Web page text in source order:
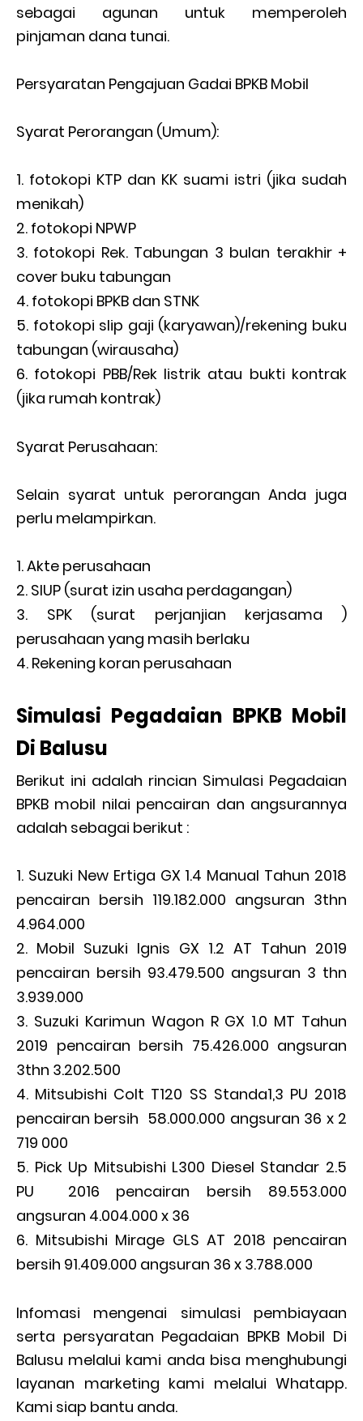
sebagai agunan untuk memperoleh
pinjaman dana tunai.
Persyaratan Pengajuan Gadai BPKB Mobil
Syarat Perorangan (Umum):
fotokopi KTP dan KK suami istri (jika sudah
menikah)
fotokopi NPWP
fotokopi Rek. Tabungan 3 bulan terakhir +
cover buku tabungan
fotokopi BPKB dan STNK
fotokopi slip gaji (karyawan)/rekening buku
tabungan (wirausaha)
fotokopi PBB/Rek listrik atau bukti kontrak
(jika rumah kontrak)
Syarat Perusahaan:
Selain syarat untuk perorangan Anda juga
perlu melampirkan.
Akte perusahaan
SIUP (surat izin usaha perdagangan)
SPK (surat perjanjian kerjasama )
perusahaan yang masih berlaku
Rekening koran perusahaan
Simulasi Pegadaian BPKB Mobil
Di Balusu
Berikut ini adalah rincian Simulasi Pegadaian
BPKB mobil nilai pencairan dan angsurannya
adalah sebagai berikut :
Suzuki New Ertiga GX 1.4 Manual Tahun 2018
pencairan bersih 119.182.000 angsuran 3thn
4.964.000
Mobil Suzuki Ignis GX 1.2 AT Tahun 2019
pencairan bersih 93.479.500 angsuran 3 thn
3.939.000
Suzuki Karimun Wagon R GX 1.0 MT Tahun
2019 pencairan bersih 75.426.000 angsuran
3thn 3.202.500
Mitsubishi Colt T120 SS Standa1,3 PU 2018
pencairan bersih 58.000.000 angsuran 36 x 2
719 000
Pick Up Mitsubishi L300 Diesel Standar 2.5
PU 2016 pencairan bersih 89.553.000
angsuran 4.004.000 x 36
Mitsubishi Mirage GLS AT 2018 pencairan
bersih 91.409.000 angsuran 36 x 3.788.000
Infomasi mengenai simulasi pembiayaan
serta persyaratan Pegadaian BPKB Mobil Di
Balusu melalui kami anda bisa menghubungi
layanan marketing kami melalui Whatapp.
Kami siap bantu anda.